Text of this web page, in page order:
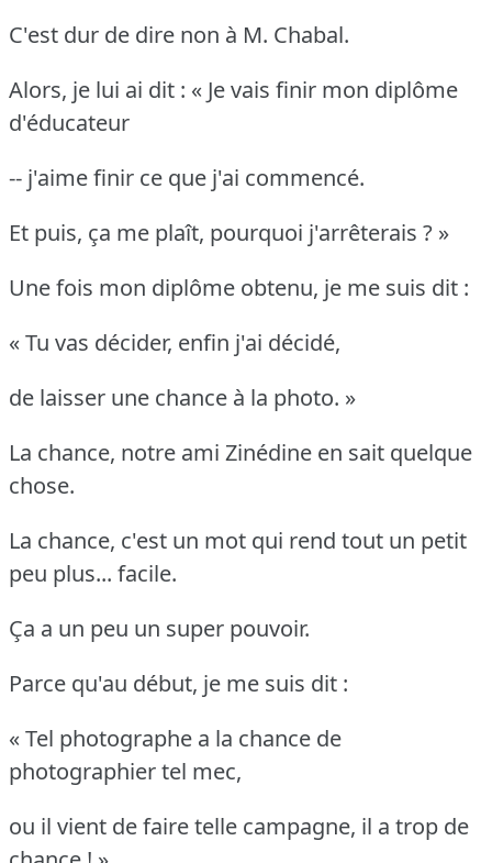
C'est dur de dire non à M. Chabal.
Alors, je lui ai dit : « Je vais finir mon diplôme
d'éducateur
-- j'aime finir ce que j'ai commencé.
Et puis, ça me plaît, pourquoi j'arrêterais ? »
Une fois mon diplôme obtenu, je me suis dit :
« Tu vas décider, enfin j'ai décidé,
de laisser une chance à la photo. »
La chance, notre ami Zinédine en sait quelque
chose.
La chance, c'est un mot qui rend tout un petit
peu plus... facile.
Ça a un peu un super pouvoir.
Parce qu'au début, je me suis dit :
« Tel photographe a la chance de
photographier tel mec,
ou il vient de faire telle campagne, il a trop de